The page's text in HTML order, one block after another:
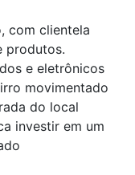
com clientela
produtos.
e eletrônicos
movimentado
do local
investir em um